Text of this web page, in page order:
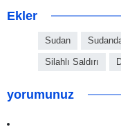
Ekler
Sudan
Silahlı Saldırı
yorumunuz